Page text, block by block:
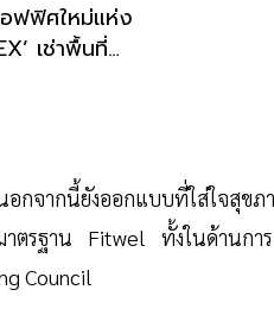
อฟฟิศใหม่แห่ง
เช่าพื้นที่
นเกรด A+ ที่
ากนี้ยังออกแบบที่ใส่ใจสุขภา
าตรฐาน Fitwel ทั้งในด้านกา
Council